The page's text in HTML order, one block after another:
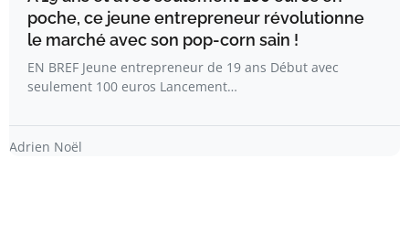
poche, ce jeune entrepreneur révolutionne
le marché avec son pop-corn sain !
EN BREF Jeune entrepreneur de 19 ans Début avec
seulement 100 euros Lancement…
Adrien Noël